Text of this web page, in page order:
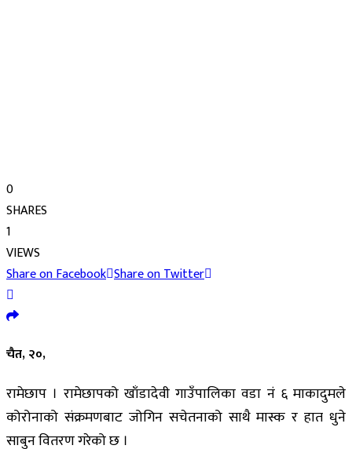
0
SHARES
1
VIEWS
Share on Facebook Share on Twitter
चैत, २०,
रामेछाप । रामेछापको खाँडादेवी गाउँपालिका वडा नं ६ माकादुमले
कोरोनाको संक्रमणबाट जोगिन सचेतनाको साथै मास्क र हात धुने
साबुन वितरण गरेको छ ।